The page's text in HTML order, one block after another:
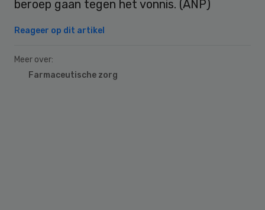
beroep gaan tegen het vonnis. (ANP)
Reageer op dit artikel
Meer over:
Farmaceutische zorg